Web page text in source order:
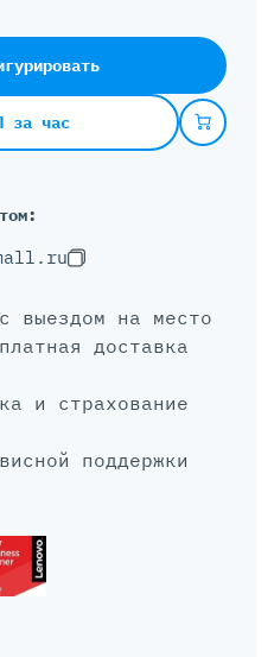
за час
с выездом на место
доставка
и страхование
поддержки